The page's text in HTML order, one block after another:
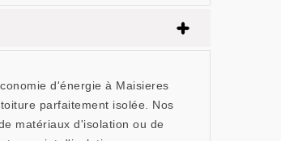
d'énergie à Maisieres
parfaitement isolée. Nos
matériaux d'isolation ou de